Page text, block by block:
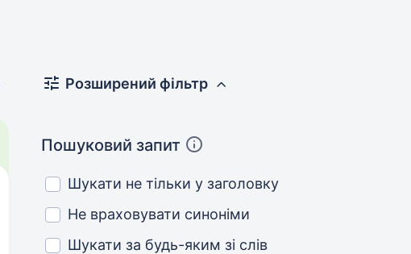
Розширений фільтр
Пошуковий запит
Шукати не тільки у заголовку
Не враховувати синоніми
Шукати за будь-яким зі слів